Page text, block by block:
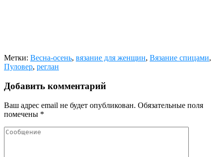
Метки: Весна-осень, вязание для женщин, Вязание спицами,
Пуловер, реглан
Добавить комментарий
Ваш адрес email не будет опубликован. Обязательные поля
помечены *